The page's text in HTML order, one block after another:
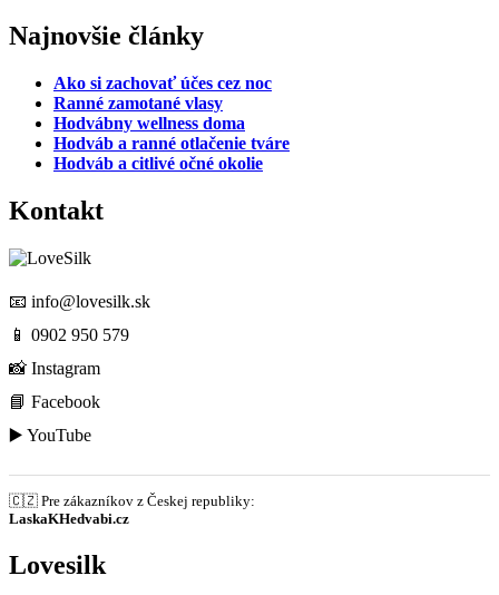
Najnovšie články
Ako si zachovať účes cez noc
Ranné zamotané vlasy
Hodvábny wellness doma
Hodváb a ranné otlačenie tváre
Hodváb a citlivé očné okolie
Kontakt
📧 info@lovesilk.sk
📱 0902 950 579
📸 Instagram
📘 Facebook
▶️ YouTube
🇨🇿 Pre zákazníkov z Českej republiky:
LaskaKHedvabi.cz
Lovesilk